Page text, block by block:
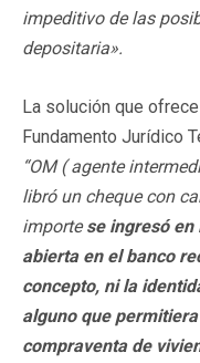
impeditivo de las
depositaria».
La solución que
Fundamento Jurídico
“OM ( agente
libró un cheque con
importese ingresó
abierta en el banco
concepto, ni la
alguno que
compraventa de